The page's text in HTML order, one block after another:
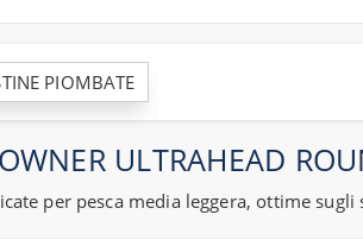
PIOMBATE
OWNER ULTRAHEAD
per pesca media leggera, ottime